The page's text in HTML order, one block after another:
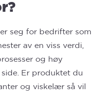
seg for bedrifter som
av en viss verdi,
og høy
Er produktet du
og viskelær så vil